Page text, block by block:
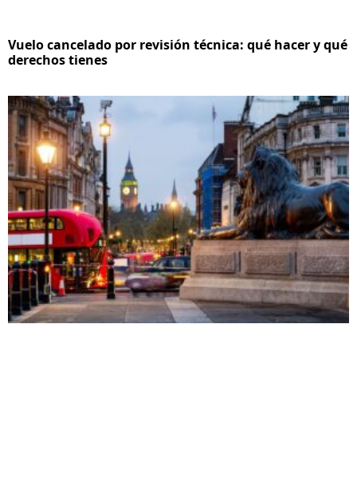
Vuelo cancelado por revisión técnica: qué hacer y qué
derechos tienes